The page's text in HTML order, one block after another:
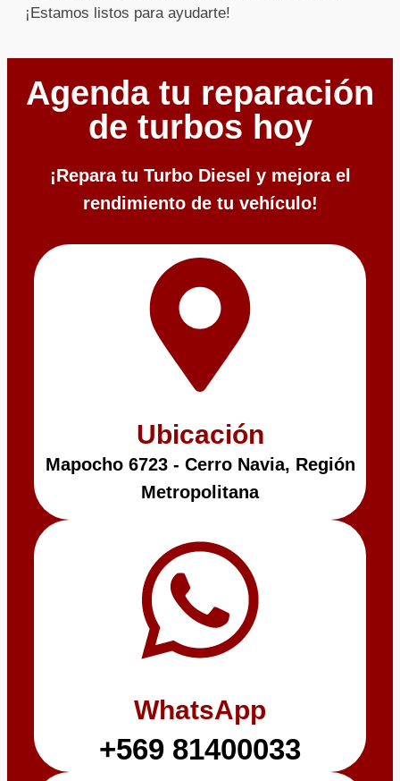
¡Estamos listos para ayudarte!
Agenda tu reparación
de turbos hoy
¡Repara tu Turbo Diesel y mejora el
rendimiento de tu vehículo!
Ubicación
Mapocho 6723 - Cerro Navia, Región
Metropolitana
WhatsApp
+569 81400033